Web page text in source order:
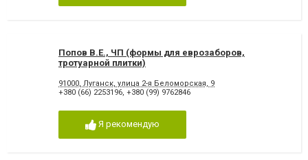
Попов В.Е., ЧП (формы для еврозаборов,
тротуарной плитки)
91000, Луганск, улица 2-я Беломорская, 9
+380 (66) 2253196, +380 (99) 9762846
Я рекомендую